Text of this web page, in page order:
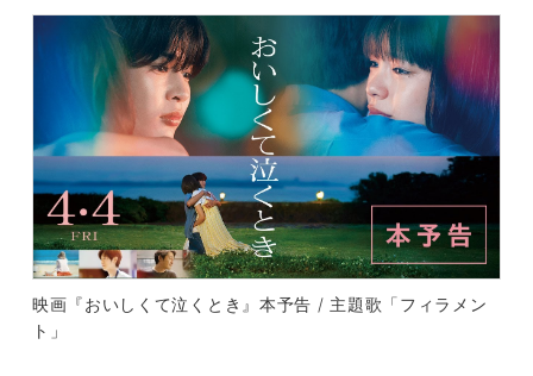
映画『おいしくて泣くとき』本予告 / 主題歌「フィラメン
ト」